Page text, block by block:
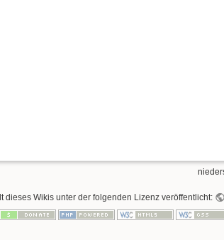
dieses Wikis unter der folgenden Lizenz veröffentlicht: